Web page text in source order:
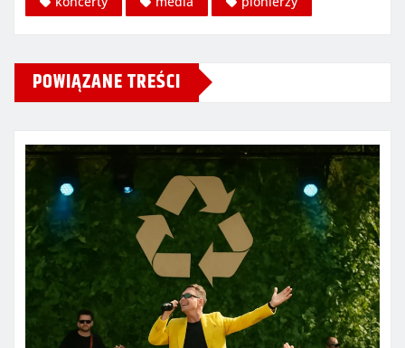
POWIĄZANE TREŚCI